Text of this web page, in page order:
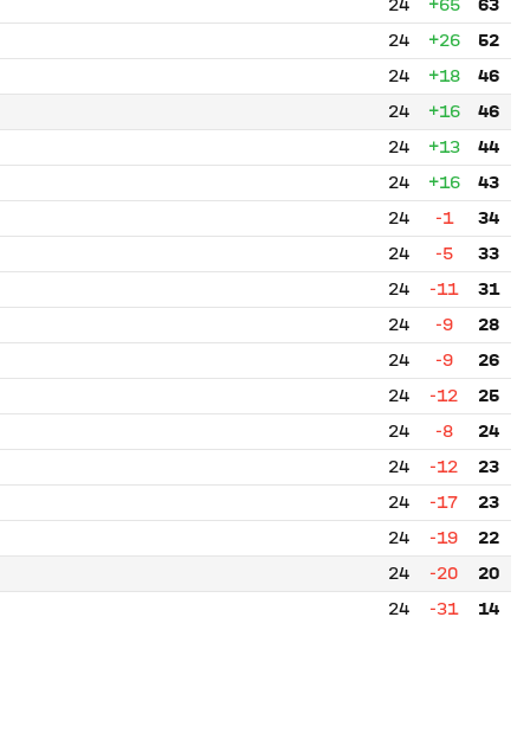
24 +26
52
24 +18
46
24 +16
46
24 +13
44
24 +16
43
24 -1
34
24 -5
33
24 -11
31
24 -9
28
24 -9
26
24 -12
25
24 -8
24
24 -12
23
24 -17
23
24 -19
22
24 -20
20
24 -31 14